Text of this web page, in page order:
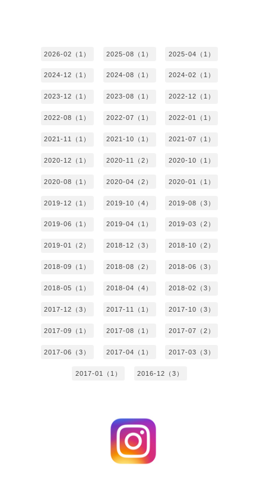
2026-02（1） 2025-08（1） 2025-04（1）
2024-12（1） 2024-08（1） 2024-02（1）
2023-12（1） 2023-08（1） 2022-12（1）
2022-08（1） 2022-07（1） 2022-01（1）
2021-11（1） 2021-10（1） 2021-07（1）
2020-12（1） 2020-11（2） 2020-10（1）
2020-08（1） 2020-04（2） 2020-01（1）
2019-12（1） 2019-10（4） 2019-08（3）
2019-06（1） 2019-04（1） 2019-03（2）
2019-01（2） 2018-12（3） 2018-10（2）
2018-09（1） 2018-08（2） 2018-06（3）
2018-05（1） 2018-04（4） 2018-02（3）
2017-12（3） 2017-11（1） 2017-10（3）
2017-09（1） 2017-08（1） 2017-07（2）
2017-06（3） 2017-04（1） 2017-03（3）
2017-01（1） 2016-12（3）